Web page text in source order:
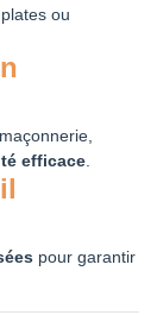
ou
efficace
pour garantir